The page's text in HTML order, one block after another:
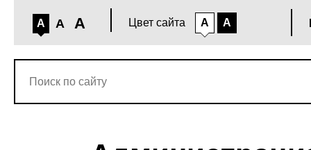
A A A Цвет сайта A A